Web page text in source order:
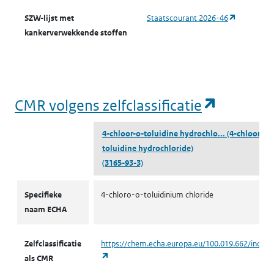
SZW-lijst met
kankerverwekkende stoffen
Staatscourant 2026-46
CMR volgens zelfclassificatie
4-chloor-o-toluidine hydrochlo... (4-chloor-o-
toluidine hydrochloride)
(3165-93-3)
Specifieke
naam ECHA
4-chloro-o-toluidinium chloride
Zelfclassificatie
als CMR
https://chem.echa.europa.eu/100.019.662/